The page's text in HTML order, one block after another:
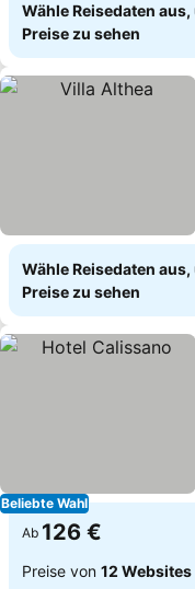
Wähle Reisedaten
Preise zu sehen
Wähle Reisedaten
Preise zu sehen
Beliebte Wahl
Ab 126 €
Preise von 12 Websites